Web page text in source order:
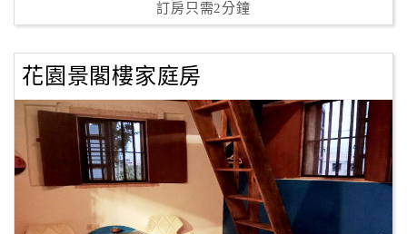
訂房只需2分鐘
花園景閣樓家庭房